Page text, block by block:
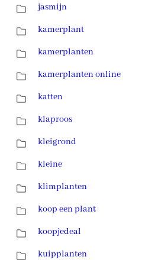
jasmijn
kamerplant
kamerplanten
kamerplanten online
katten
klaproos
kleigrond
kleine
klimplanten
koop een plant
koopjedeal
kuipplanten